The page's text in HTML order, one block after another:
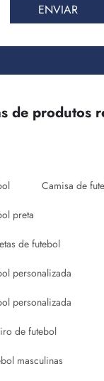
ENVIAR
de produtos
Camisa de
preta
de futebol
personalizada
personalizada
de futebol
masculinas